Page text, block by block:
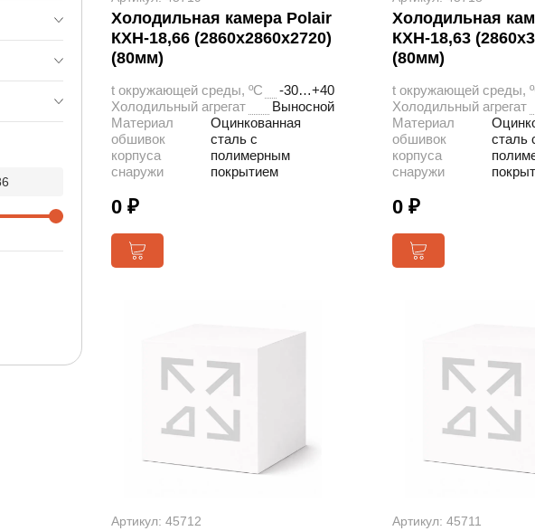
Холодильная камера Polair
КХН-18,66 (2860х2860х2720)
(80мм)
t окружающей среды, ºС
-30…+40
Холодильный агрегат
Выносной
Материал
обшивок
корпуса
снаружи
Оцинкованная
сталь с
полимерным
покрытием
0 ₽
Холодильная
КХН-18,63
(80мм)
t окружающей среды,
Холодильный агрегат
Материал
обшивок
корпуса
снаружи
сталь
0 ₽
Артикул: 45712 Артикул: 45711